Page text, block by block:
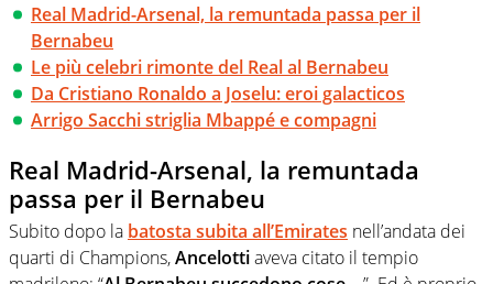
Real Madrid-Arsenal, la remuntada passa per il
Bernabeu
Le più celebri rimonte del Real al Bernabeu
Da Cristiano Ronaldo a Joselu: eroi galacticos
Arrigo Sacchi striglia Mbappé e compagni
Real Madrid-Arsenal, la remuntada
passa per il Bernabeu
Subito dopo la batosta subita all’Emirates nell’andata dei
quarti di Champions,Ancelottiaveva citato il tempio